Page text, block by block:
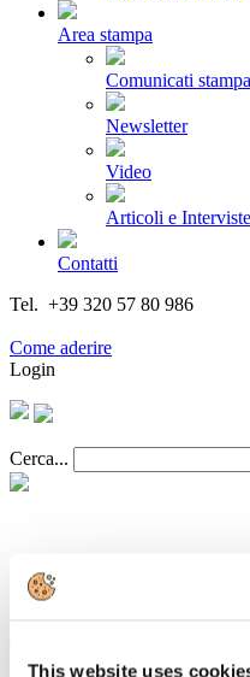
This website uses
Area stampa
Comunicati stampa
Newsletter
Video
Articoli e Interviste
Contatti
Tel. +39 320 57 80 986
Come aderire
Login
Cerca...
CHECK-IN DEL